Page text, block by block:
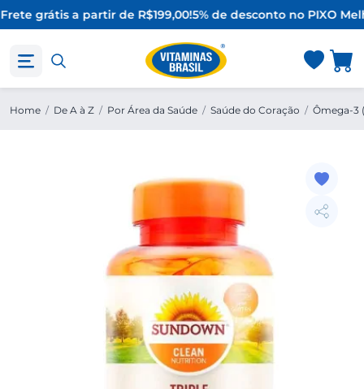
grátis a partir de R$199,00!5% de desconto no PIXO
Home / De A à Z / Por Área da Saúde / Saúde do Coração / Ômega-3